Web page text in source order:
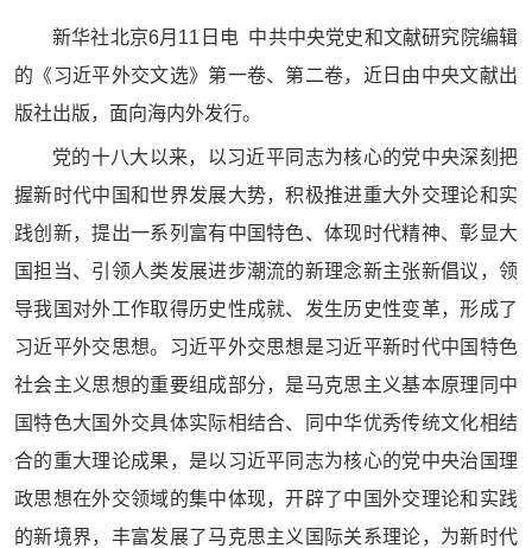
新华社北京6月11日电 中共中央党史和文献研究院编辑
的《习近平外交文选》第一卷、第二卷，近日由中央文献出
版社出版，面向海内外发行。
党的十八大以来，以习近平同志为核心的党中央深刻把
握新时代中国和世界发展大势，积极推进重大外交理论和实
践创新，提出一系列富有中国特色、体现时代精神、彰显大
国担当、引领人类发展进步潮流的新理念新主张新倡议，领
导我国对外工作取得历史性成就、发生历史性变革，形成了
习近平外交思想。习近平外交思想是习近平新时代中国特色
社会主义思想的重要组成部分，是马克思主义基本原理同中
国特色大国外交具体实际相结合、同中华优秀传统文化相结
合的重大理论成果，是以习近平同志为核心的党中央治国理
政思想在外交领域的集中体现，开辟了中国外交理论和实践
的新境界，丰富发展了马克思主义国际关系理论，为新时代